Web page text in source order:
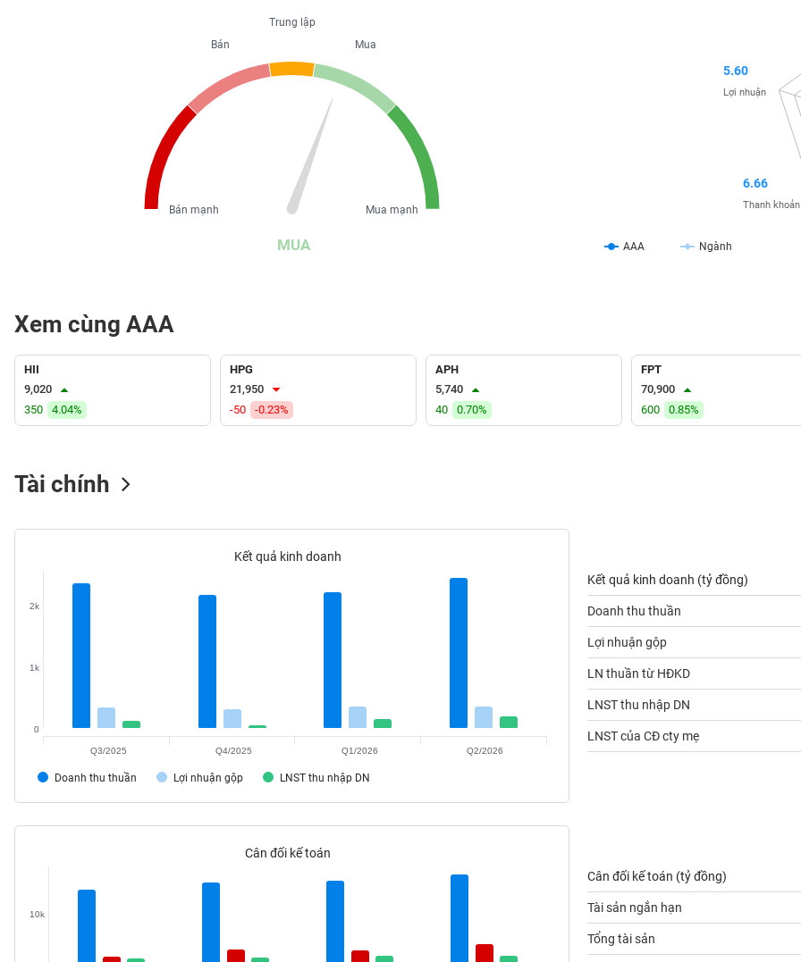
MUA
Trung lập
Mua
Mua mạnh
Bán
Bán mạnh
AAA Ngành
6.66
Thanh khoản
5.60
Lợi nhuận
Xem cùng AAA
HII
9,020
350
4.04%
HPG
21,950
-50
-0.23%
APH
5,740
40
0.70%
FPT
70,900
600
0.85%
Tài chính
Kết quả kinh doanh
Doanh thu thuần Lợi nhuận gộp LNST thu nhập DN
0
1k
2k
Q3/2025 Q4/2025 Q1/2026 Q2/2026
Kết quả kinh doanh (tỷ đồng)
Doanh thu thuần
Lợi nhuận gộp
LN thuần từ HĐKD
LNST thu nhập DN
LNST của CĐ cty mẹ
Cân đối kế toán
10k
Cân đối kế toán (tỷ đồng)
Tài sản ngắn hạn
Tổng tài sản
(-)
VS-
SECTOR
LIỆU
NGHIỆP
TIÊU
THIẾT